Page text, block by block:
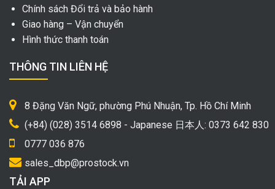
Chính sách Đổi trả và bảo hành
Giao hàng – Vận chuyển
Hình thức thanh toán
THÔNG TIN LIÊN HỆ
8 Đặng Văn Ngữ, phường Phú Nhuận, Tp. Hồ Chí Minh
(+84) (028) 3514 6898 - Japanese 日本人: 0373 642 830
0777 036 876
sales_dbp@prostock.vn
TẢI APP